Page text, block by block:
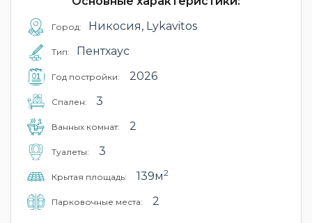
Город: Никосия, Lykavitos
Тип: Пентхаус
Год постройки: 2026
Cпален: 3
Ванных комнат: 2
Туалеты: 3
Крытая площадь: 139м2
Парковочные места: 2